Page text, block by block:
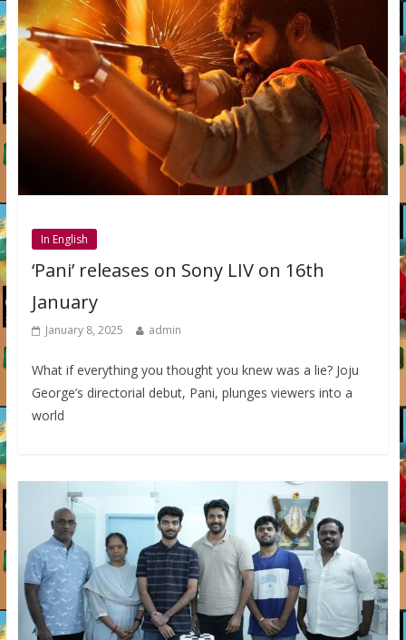
In English
‘Pani’ releases on Sony LIV on 16th
January
January 8, 2025 admin
What if everything you thought you knew was a lie? Joju
George’s directorial debut, Pani, plunges viewers into a
world